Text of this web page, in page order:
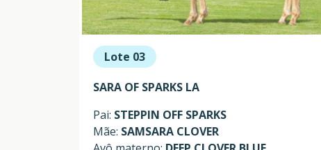
Lote 03
SARA OF SPARKS LA
Pai: STEPPIN OFF SPARKS
Mãe: SAMSARA CLOVER